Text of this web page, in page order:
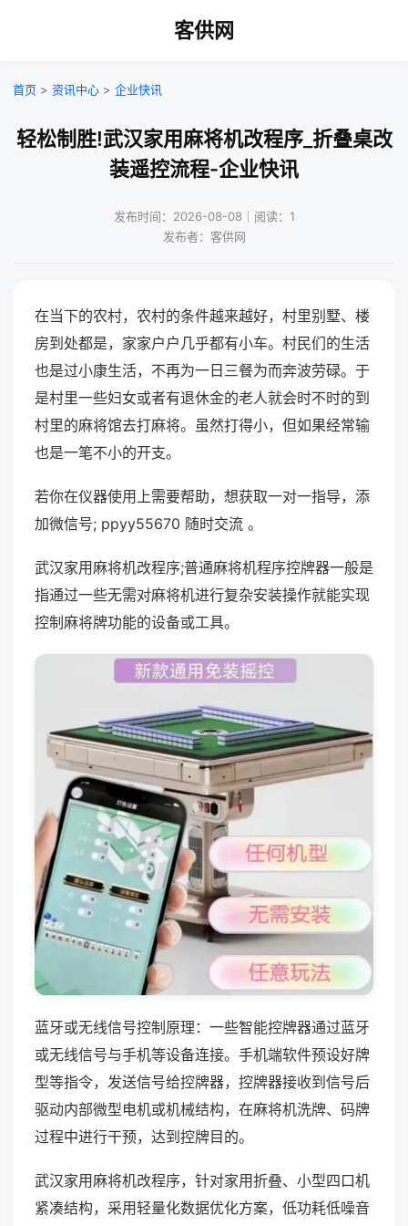
客供网
首页 > 资讯中心 > 企业快讯
轻松制胜!武汉家用麻将机改程序_折叠桌改
装遥控流程-企业快讯
发布时间：2026-08-08｜阅读：1
发布者：客供网
在当下的农村，农村的条件越来越好，村里别墅、楼
房到处都是，家家户户几乎都有小车。村民们的生活
也是过小康生活，不再为一日三餐为而奔波劳碌。于
是村里一些妇女或者有退休金的老人就会时不时的到
村里的麻将馆去打麻将。虽然打得小，但如果经常输
也是一笔不小的开支。
若你在仪器使用上需要帮助，想获取一对一指导，添
加微信号; ppyy55670 随时交流 。
武汉家用麻将机改程序;普通麻将机程序控牌器一般是
指通过一些无需对麻将机进行复杂安装操作就能实现
控制麻将牌功能的设备或工具。
蓝牙或无线信号控制原理：一些智能控牌器通过蓝牙
或无线信号与手机等设备连接。手机端软件预设好牌
型等指令，发送信号给控牌器，控牌器接收到信号后
驱动内部微型电机或机械结构，在麻将机洗牌、码牌
过程中进行干预，达到控牌目的。
武汉家用麻将机改程序，针对家用折叠、小型四口机
紧凑结构，采用轻量化数据优化方案，低功耗低噪音